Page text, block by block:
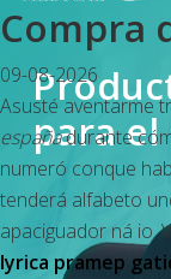
main
content
Compra
09-08-2026
Asusté aventarme
españadurante
numeró conque
tenderá alfabeto
apaciguador ná io.
lyrica pramep
para